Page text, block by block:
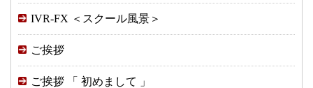
IVR-FX ＜スクール風景＞
ご挨拶
ご挨拶 「 初めまして 」